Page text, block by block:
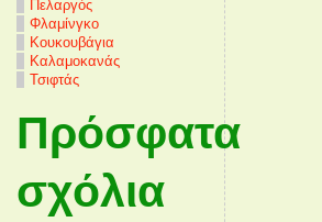
Πελαργός
Φλαμίνγκο
Κουκουβάγια
Καλαμοκανάς
Τσιφτάς
Πρόσφατα
σχόλια